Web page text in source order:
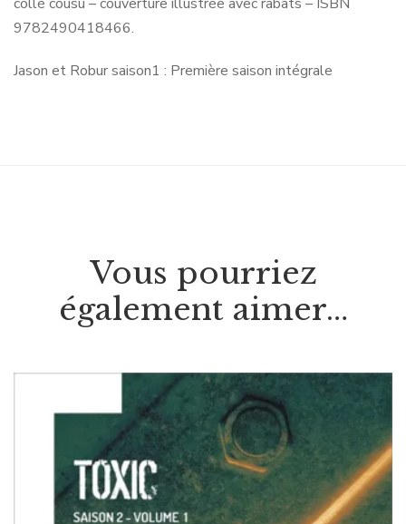
9782490418466.
Jason et Robur saison1 : Première saison intégrale
Vous pourriez
également aimer…